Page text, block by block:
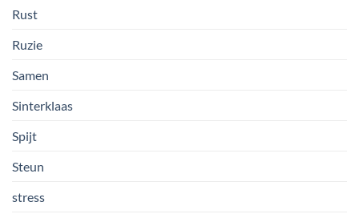
Rust
Ruzie
Samen
Sinterklaas
Spijt
Steun
stress